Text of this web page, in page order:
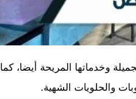
وخدماتها المريحة أيضا، كما
والحلويات الشهية.